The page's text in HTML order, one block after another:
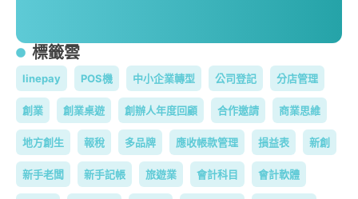
標籤雲
linepay POS機 中小企業轉型 公司登記 分店管理
創業 創業桌遊 創辦人年度回顧 合作邀請 商業思維
地方創生 報稅 多品牌 應收帳款管理 損益表 新創
新手老闆 新手記帳 旅遊業 會計科目 會計軟體